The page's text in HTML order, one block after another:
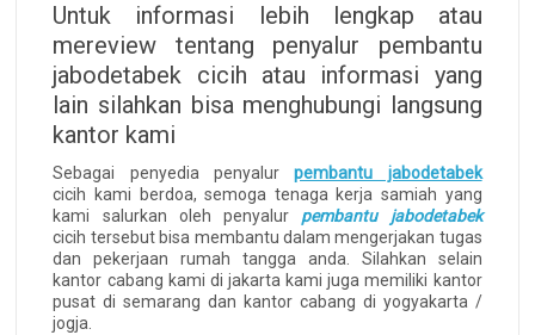
Untuk informasi lebih lengkap atau
mereview tentang penyalur pembantu
jabodetabek cicih atau informasi yang
lain silahkan bisa menghubungi langsung
kantor kami
Sebagai penyedia penyalurpembantu jabodetabek
cicih kami berdoa, semoga tenaga kerja samiah yang
kami salurkan oleh penyalur pembantu jabodetabek
cicih tersebut bisa membantu dalam mengerjakan tugas
dan pekerjaan rumah tangga anda. Silahkan selain
kantor cabang kami di jakarta kami juga memiliki kantor
pusat di semarang dan kantor cabang di yogyakarta /
jogja.